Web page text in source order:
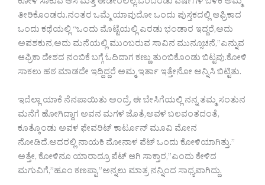
ಕೋಳಿ ಸಾಕುವ ಆಸೆ ಮತ್ತೆ ಈಡೇರಲಿಲ್ಲ.ಒಂದೆರಡು ವರ್ಷಗಳ ಬಳಿಕ ಅಮ್ಮ
ತೀರಿಕೊಂಡರು.ನಂತರ ಒಮ್ಮೆ ಯಾವುದೋ ಒಂದು ಪುಸ್ತಕದಲ್ಲಿ ಆಫ್ರಿಕಾದ
ಒಂದು ಕಥೆಯಲ್ಲಿ “ಒಂದು ಮೊಟ್ಟೆಯಲ್ಲಿ ಎರಡು ಭಂಡಾರ ಇದ್ದರೆ,ಅದು
ಅಪಶಕುನ,ಅದು ಮನೆಯಲ್ಲಿ ಮುಂಬರುವ ಸಾವಿನ ಮುನ್ಸೂಚನೆ,”ಎನ್ನುವ
ಆಫ್ರಿಕಾ ದೇಶದ ನಂಬಿಕೆ ಬಗ್ಗೆ ಓದಿದಾಗ ಕಣ್ಣು ತುಂಬಿಕೊಂಡು ಬಿಟ್ಟವು.ಕೋಳಿ
ಸಾಕಲು ಹಠ ಮಾಡದೇ ಇದ್ದಿದ್ದರೆ ಅಮ್ಮ ಇರ್ತಾ ಇತ್ತೇನೋ ಅನ್ನಿಸಿ ಬಿಟ್ಟಿತು.
ಇದೆಲ್ಲಾ ಯಾಕೆ ನೆನಪಾಯಿತು ಅಂದ್ರೆ, ಈ ಬೇಸಿಗೆಯಲ್ಲಿ ನನ್ನ ತಮ್ಮ ಸಂತುನ
ಮನೆಗೆ ಹೋಗಿದ್ದಾಗ ಅವನ ಮಗಳ ಜೊತೆ,ಅವಳ ಬಲವಂತದಂತೆ,
ಕೂತ್ಕೊಂಡು ಅವಳ ಫೇವರಿಟ್ ಕಾರ್ಟೂನ್ ಮೂವಿ ಮೋನ
ನೋಡಿದೆ.ಅದರಲ್ಲಿ ನಾಯಕಿ ಮೋನಾಳ ಪೆಟ್ ಒಂದು ಕೋಳಿಯಾಗಿತ್ತು.”
ಅತ್ತೇ, ಕೋಳಿನೂ ಯಾರಾದ್ರೂ ಪೆಟ್ ಆಗಿ ಸಾಕ್ತಾರ,”ಎಂದು ಕೇಳಿದ
ಮಗುವಿಗೆ,”ಹೂಂ ಕಣಪ್ಪಾ,”ಅನ್ನಲು ಮಾತ್ರ ನನ್ನಿಂದ ಸಾಧ್ಯವಾಗಿದ್ದು.